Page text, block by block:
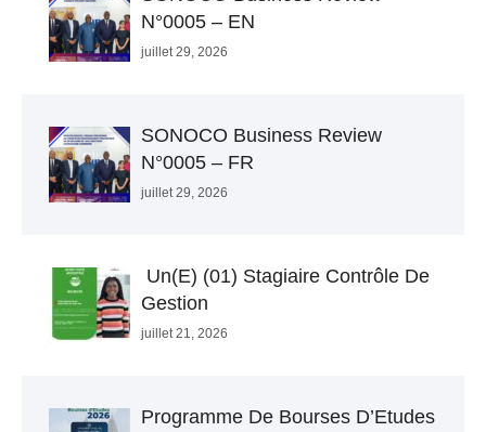
N°0005 – EN
juillet 29, 2026
SONOCO Business Review
N°0005 – FR
juillet 29, 2026
Un(e) (01) Stagiaire Contrôle De
Gestion
juillet 21, 2026
Programme De Bourses D’Etudes